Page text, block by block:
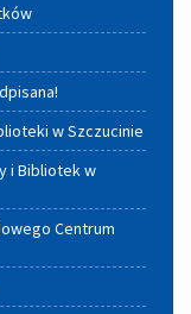
w Szczucinie
i Bibliotek w
Centrum